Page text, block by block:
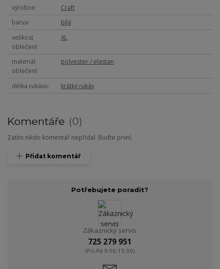
výrobce
Craft
barva
bílá
velikost
oblečení
XL
materiál
oblečení
polyester / elastan
délka rukávu krátký rukáv
Komentáře 0
Zatím nikdo komentář nepřidal. Buďte první.
Přidat komentář
Potřebujete poradit?
Zákaznický servis
725 279 951
(Po-Pá 9:00-15.00)